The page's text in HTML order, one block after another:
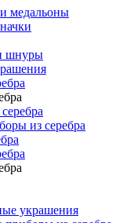
медальоны
шнуры
из серебра
украшения